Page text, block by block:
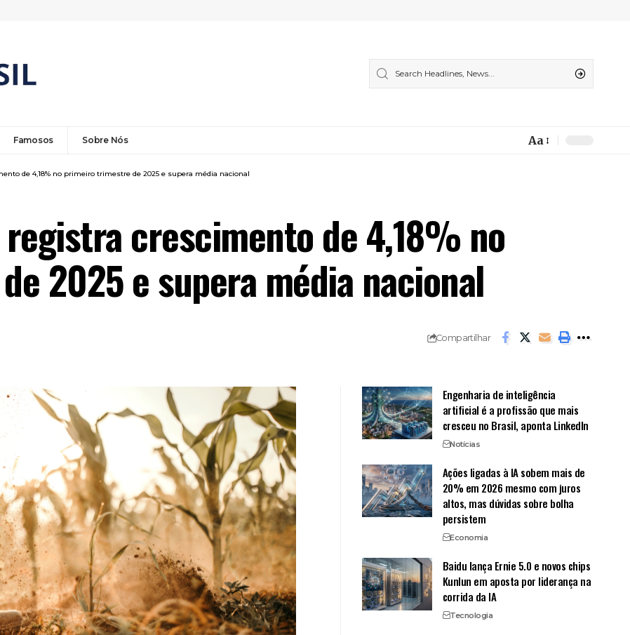
Famosos Sobre Nós
Font
Aa
de 4,18% no primeiro trimestre de 2025 e supera média nacional
registra crescimento de 4,18% no
2025 e supera média nacional
Compartilhar
Engenharia de inteligência
artificial é a profissão que mais
cresceu no Brasil, aponta LinkedIn
Notícias
Ações ligadas à IA sobem mais de
20% em 2026 mesmo com juros
altos, mas dúvidas sobre bolha
persistem
Economia
Baidu lança Ernie 5.0 e novos chips
Kunlun em aposta por liderança na
corrida da IA
Tecnologia